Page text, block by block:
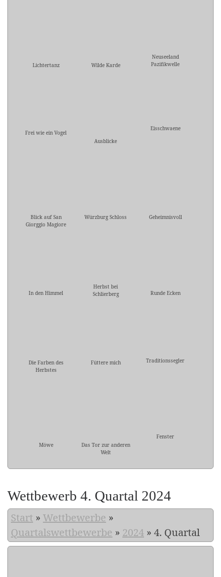
Lichtertanz Wilde Karde
Neuseeland
Pazifikwelle
Frei wie ein Vogel
Ausblicke
Eisschwaene
Blick auf San
Giorggio Magiore
Würzburg Schloss Geheimnisvoll
In den Himmel
Herbst bei
Schlierberg
Runde Ecken
Die Farben des
Herbstes
Füttere mich Traditionssegler
Möwe
Das Tor zur anderen
Welt
Fenster
Wettbewerb 4. Quartal 2024
Start » Wettbewerbe »
Quartalswettbewerbe » 2024 » 4. Quartal